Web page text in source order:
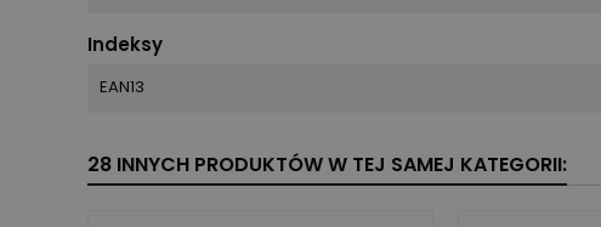
Indeksy
EAN13
28 INNYCH PRODUKTÓW W TEJ SAMEJ KATEGORII: